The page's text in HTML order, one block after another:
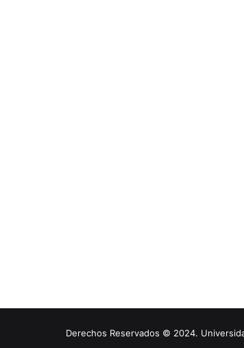
Derechos Reservados © 2024.